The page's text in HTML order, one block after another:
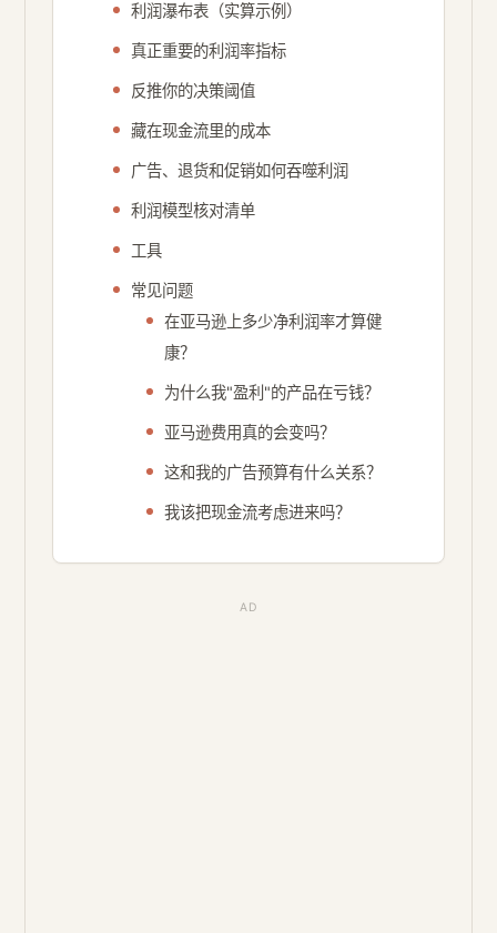
利润瀑布表（实算示例）
真正重要的利润率指标
反推你的决策阈值
藏在现金流里的成本
广告、退货和促销如何吞噬利润
利润模型核对清单
工具
常见问题
在亚马逊上多少净利润率才算健
康？
为什么我"盈利"的产品在亏钱？
亚马逊费用真的会变吗？
这和我的广告预算有什么关系？
我该把现金流考虑进来吗？